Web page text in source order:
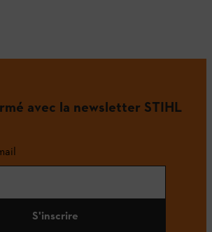
avec la newsletter STIHL
S'inscrire